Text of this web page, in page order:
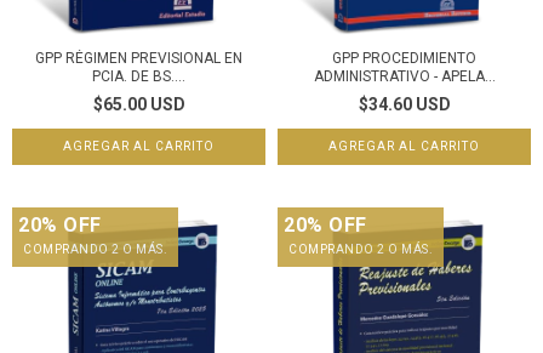
GPP RÉGIMEN PREVISIONAL EN
PCIA. DE BS....
$65.00 USD
GPP PROCEDIMIENTO
ADMINISTRATIVO - APELA...
$34.60 USD
20% OFF
COMPRANDO 2 O MÁS.
20% OFF
COMPRANDO 2 O MÁS.